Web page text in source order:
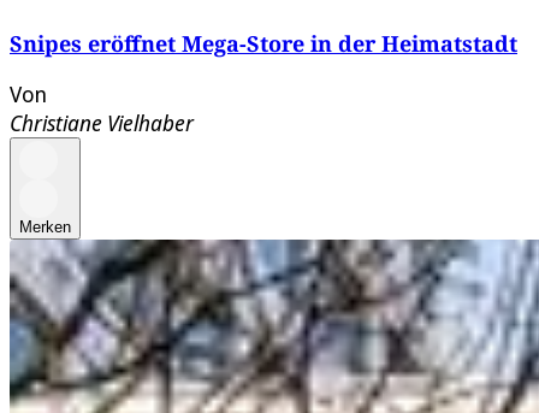
Snipes eröffnet Mega-Store in der Heimatstadt
Von
Christiane Vielhaber
Merken